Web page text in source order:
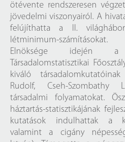
ötévente rendszeresen
jövedelmi viszonyairól. A
felújíthatta a II.
létminimum-számításokat.
Elnöksége idején a
Társadalomstatisztikai
kiváló
Rudolf, Cseh-Szombathy
társadalmi folyamatokat.
háztartás-statisztikájának
kutatások indulhattak a
valamint a cigány